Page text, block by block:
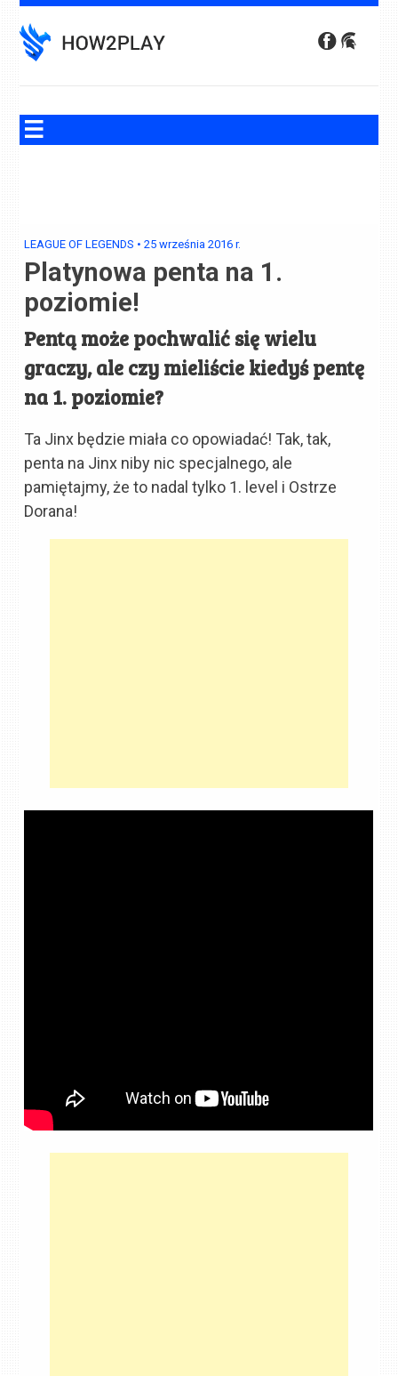
to
content
LEAGUE OF LEGENDS •25 września 2016 r.
Platynowa penta na 1.
poziomie!
Pentą może pochwalić się wielu
graczy, ale czy mieliście kiedyś pentę
na 1. poziomie?
Ta Jinx będzie miała co opowiadać! Tak, tak,
penta na Jinx niby nic specjalnego, ale
pamiętajmy, że to nadal tylko 1. level i Ostrze
Dorana!